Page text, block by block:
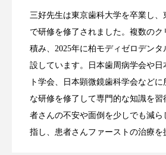
三好先生は東京歯科大学を卒業し、
で研修を修了されました。複数のク
積み、2025年に柏モディゼロデンタ
設しています。日本歯周病学会や日
ト学会、日本顕微鏡歯科学会などに
な研修を修了して専門的な知識を習
者さんの不安や面倒を少しでも減ら
指し、患者さんファーストの治療を